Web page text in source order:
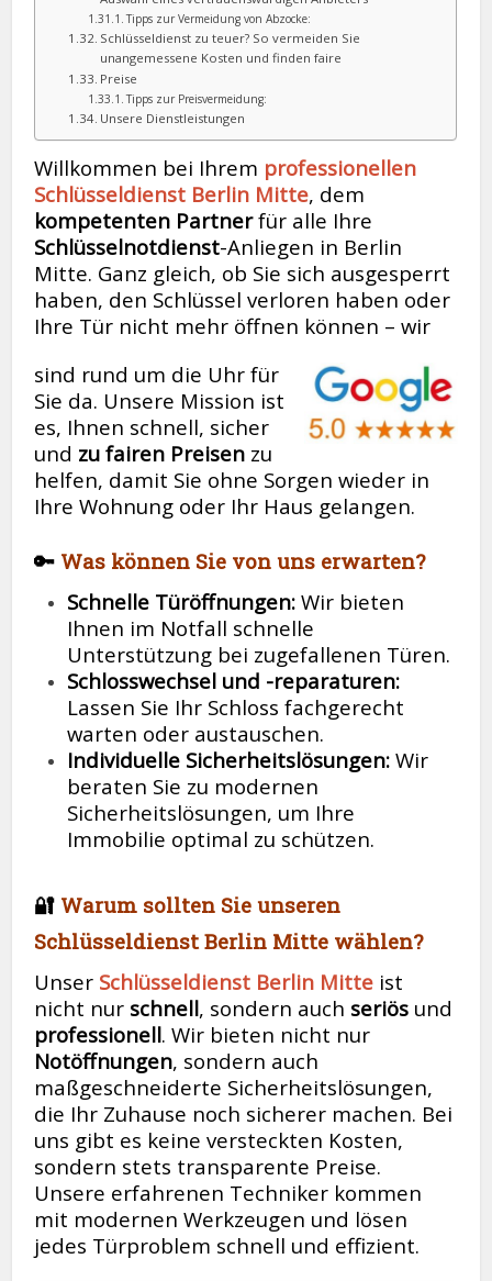
Tipps zur Vermeidung von Abzocke:
Schlüsseldienst zu teuer? So vermeiden Sie
unangemessene Kosten und finden faire
Preise
Tipps zur Preisvermeidung:
Unsere Dienstleistungen
Willkommen bei Ihrem professionellen
Schlüsseldienst Berlin Mitte, dem
kompetenten Partnerfür alle Ihre
Schlüsselnotdienst-Anliegen in Berlin
Mitte. Ganz gleich, ob Sie sich ausgesperrt
haben, den Schlüssel verloren haben oder
Ihre Tür nicht mehr öffnen können – wir
sind rund um die Uhr für
Sie da. Unsere Mission ist
es, Ihnen schnell, sicher
und zu fairen Preisen zu
helfen, damit Sie ohne Sorgen wieder in
Ihre Wohnung oder Ihr Haus gelangen.
🔑 Was können Sie von uns erwarten?
Schnelle Türöffnungen: Wir bieten
Ihnen im Notfall schnelle
Unterstützung bei zugefallenen Türen.
Schlosswechsel und -reparaturen:
Lassen Sie Ihr Schloss fachgerecht
warten oder austauschen.
Individuelle Sicherheitslösungen: Wir
beraten Sie zu modernen
Sicherheitslösungen, um Ihre
Immobilie optimal zu schützen.
🔐 Warum sollten Sie unseren
Schlüsseldienst Berlin Mitte wählen?
Unser Schlüsseldienst Berlin Mitte ist
nicht nur schnell, sondern auch seriös und
professionell. Wir bieten nicht nur
Notöffnungen, sondern auch
maßgeschneiderte Sicherheitslösungen,
die Ihr Zuhause noch sicherer machen. Bei
uns gibt es keine versteckten Kosten,
sondern stets transparente Preise.
Unsere erfahrenen Techniker kommen
mit modernen Werkzeugen und lösen
jedes Türproblem schnell und effizient.